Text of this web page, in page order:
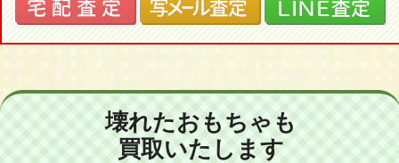
壊れたおもちゃも
買取いたします